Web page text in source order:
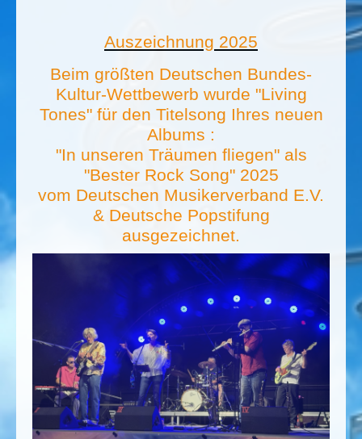
Auszeichnung 2025
Beim größten Deutschen Bundes-
Kultur-Wettbewerb wurde "Living
Tones" für den Titelsong Ihres neuen
Albums :
"In unseren Träumen fliegen" als
"Bester Rock Song" 2025
vom Deutschen Musikerverband E.V.
& Deutsche Popstifung
ausgezeichnet.